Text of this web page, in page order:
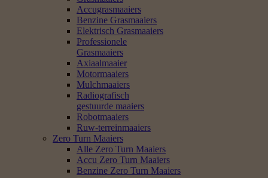
Accugrasmaaiers
Benzine Grasmaaiers
Elektrisch Grasmaaiers
Professionele
Grasmaaiers
Axiaalmaaier
Motormaaiers
Mulchmaaiers
Radiografisch
gestuurde maaiers
Robotmaaiers
Ruw-terreinmaaiers
Zero Turn Maaiers
Alle Zero Turn Maaiers
Accu Zero Turn Maaiers
Benzine Zero Turn Maaiers